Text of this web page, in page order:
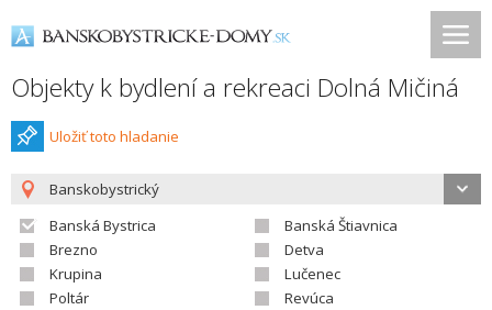
Objekty k bydlení a rekreaci Dolná Mičiná
Uložiť toto hladanie
Banskobystrický
Banská Bystrica
Banská Štiavnica
Brezno
Detva
Krupina
Lučenec
Poltár
Revúca